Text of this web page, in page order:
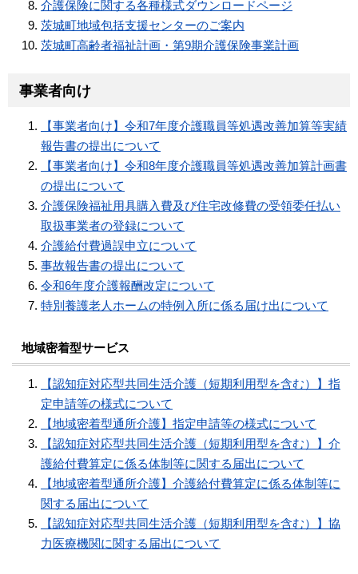
介護保険に関する各種様式ダウンロードページ
茨城町地域包括支援センターのご案内
茨城町高齢者福祉計画・第9期介護保険事業計画
事業者向け
【事業者向け】令和7年度介護職員等処遇改善加算等実績
報告書の提出について
【事業者向け】令和8年度介護職員等処遇改善加算計画書
の提出について
介護保険福祉用具購入費及び住宅改修費の受領委任払い
取扱事業者の登録について
介護給付費過誤申立について
事故報告書の提出について
令和6年度介護報酬改定について
特別養護老人ホームの特例入所に係る届け出について
地域密着型サービス
【認知症対応型共同生活介護（短期利用型を含む）】指
定申請等の様式について
【地域密着型通所介護】指定申請等の様式について
【認知症対応型共同生活介護（短期利用型を含む）】介
護給付費算定に係る体制等に関する届出について
【地域密着型通所介護】介護給付費算定に係る体制等に
関する届出について
【認知症対応型共同生活介護（短期利用型を含む）】協
力医療機関に関する届出について